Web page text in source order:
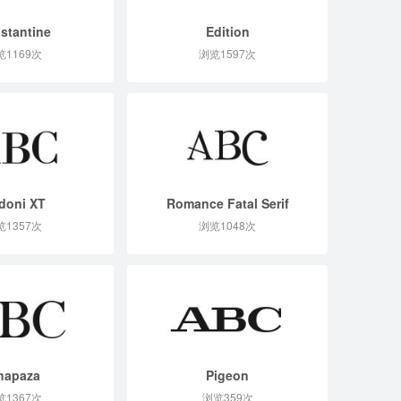
1169次
Edition
浏览1597次
XT
1357次
Romance Fatal Serif
浏览1048次
1367次
Pigeon
浏览359次